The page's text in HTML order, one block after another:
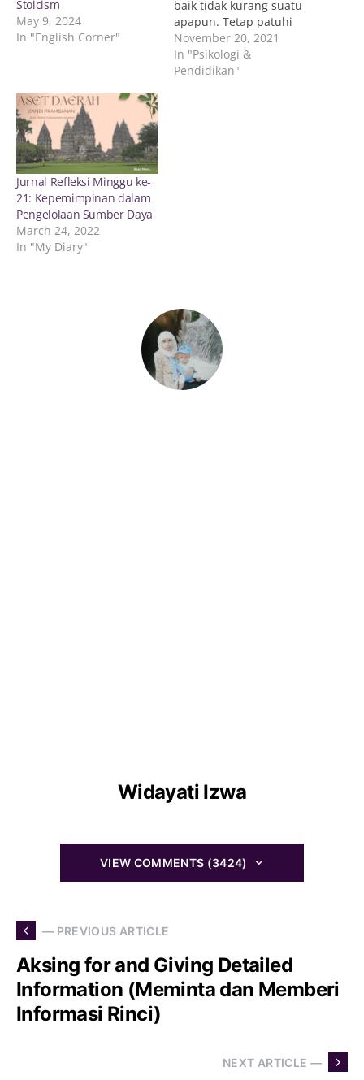
Stoicism
May 9, 2024
In "English Corner"
baik tidak kurang suatu
apapun. Tetap patuhi
protokol kesehatan agar
pandemi Covid-19 segera
usai. Pada kesempatan
November 20, 2021
In "Psikologi &
Pendidikan"
Jurnal Refleksi Minggu ke-
21: Kepemimpinan dalam
Pengelolaan Sumber Daya
March 24, 2022
In "My Diary"
Widayati Izwa
VIEW COMMENTS (3424)
— PREVIOUS ARTICLE
Aksing for and Giving Detailed
Information (Meminta dan Memberi
Informasi Rinci)
NEXT ARTICLE —